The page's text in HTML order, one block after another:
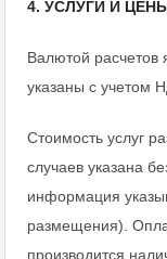
4. УСЛУГИ И
Валютой расчетов
указаны с учетом
Стоимость услуг
случаев указана
информация
размещения).
производится